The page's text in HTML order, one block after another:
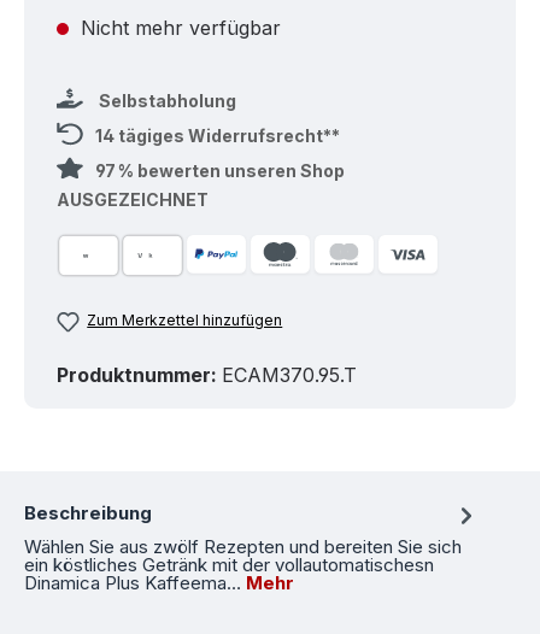
Nicht mehr verfügbar
Selbstabholung
14 tägiges Widerrufsrecht**
97 % bewerten unseren Shop
AUSGEZEICHNET
Zum Merkzettel hinzufügen
Produktnummer: ECAM370.95.T
Beschreibung
Wählen Sie aus zwölf Rezepten und bereiten Sie sich
ein köstliches Getränk mit der vollautomatischesn
Dinamica Plus Kaffeema… Mehr